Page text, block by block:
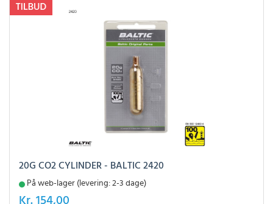
20G CO2 CYLINDER - BALTIC 2420
På web-lager (levering: 2-3 dage)